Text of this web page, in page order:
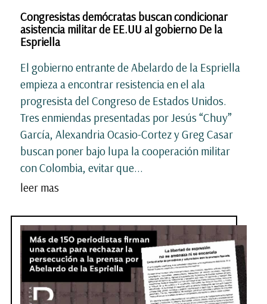
Congresistas demócratas buscan condicionar
asistencia militar de EE.UU al gobierno De la
Espriella
El gobierno entrante de Abelardo de la Espriella
empieza a encontrar resistencia en el ala
progresista del Congreso de Estados Unidos.
Tres enmiendas presentadas por Jesús “Chuy”
García, Alexandria Ocasio-Cortez y Greg Casar
buscan poner bajo lupa la cooperación militar
con Colombia, evitar que...
leer mas